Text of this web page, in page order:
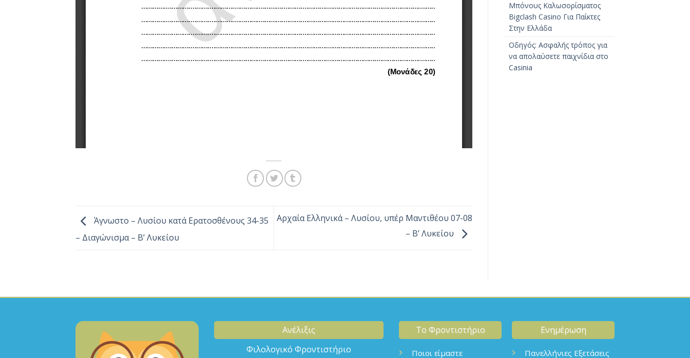
Άγνωστο – Λυσίου κατά Ερατοσθένους 34-35
– Διαγώνισμα – Β’ Λυκείου
Αρχαία Ελληνικά – Λυσίου, υπέρ Μαντιθέου 07-08
– Β’ Λυκείου
Μπόνους Καλωσορίσματος
Bigclash Casino Για Παίκτες
Στην Ελλάδα
Οδηγός: Ασφαλής τρόπος για
να απολαύσετε παιχνίδια στο
Casinia
Ανέλιξις
Φιλολογικό Φροντιστήριο
Το Φροντιστήριο
Ποιοι είμαστε
Ενημέρωση
Πανελλήνιες Εξετάσεις